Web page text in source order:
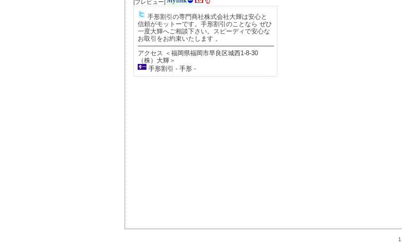
[プレビュー]
手形割引の専門商社株式会社大輝は安心と
信頼がモットーです。手形割引のことなら ぜひ
一度大輝へご相談下さい。スピーディで安心な
お取引をお約束いたします 。
アクセス ＜ 福岡県福岡市早良区城西1-8-30
（株）大輝 ＞
手形割引
- 手形 -